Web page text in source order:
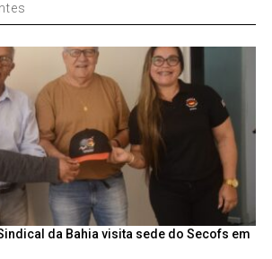
da Bahia visita sede do Secofs em